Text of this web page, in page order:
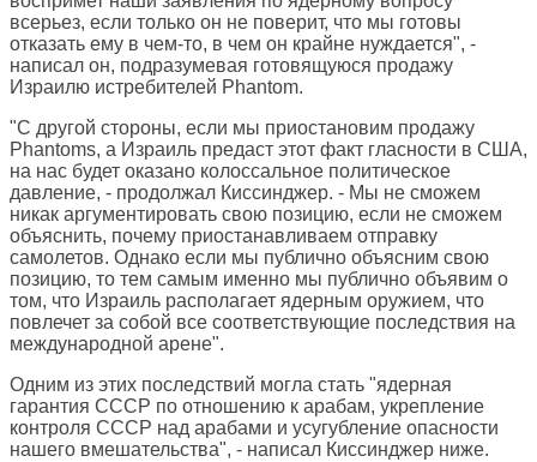
всерьез, если только он не поверит, что мы готовы
отказать ему в чем-то, в чем он крайне нуждается", -
написал он, подразумевая готовящуюся продажу
Израилю истребителей Phantom.
"С другой стороны, если мы приостановим продажу
Phantoms, а Израиль предаст этот факт гласности в США,
на нас будет оказано колоссальное политическое
давление, - продолжал Киссинджер. - Мы не сможем
никак аргументировать свою позицию, если не сможем
объяснить, почему приостанавливаем отправку
самолетов. Однако если мы публично объясним свою
позицию, то тем самым именно мы публично объявим о
том, что Израиль располагает ядерным оружием, что
повлечет за собой все соответствующие последствия на
международной арене".
Одним из этих последствий могла стать "ядерная
гарантия СССР по отношению к арабам, укрепление
контроля СССР над арабами и усугубление опасности
нашего вмешательства", - написал Киссинджер ниже.